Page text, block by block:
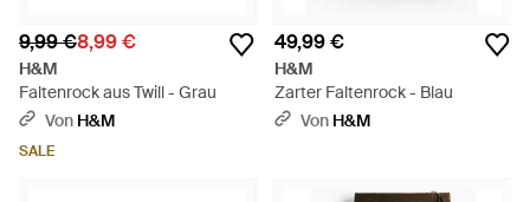
9,99 €8,99 €
H&M
Faltenrock aus Twill - Grau
Von H&M
SALE
49,99 €
H&M
Zarter Faltenrock - Blau
Von H&M